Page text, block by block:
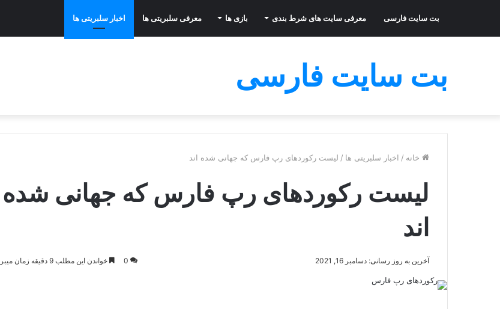
بت سایت فارسی معرفی سایت های شرط بندی بازی ها معرفی سلبریتی ها اخبار سلبریتی ها
بت سایت فارسی
خانه / اخبار سلبریتی ها / لیست رکوردهای رپ فارس که جهانی شده اند
لیست رکوردهای رپ فارس که جهانی شده
اند
آخرین به روز رسانی: دسامبر 16, 2021 0 خواندن این مطلب 9 دقیقه زمان میبرد